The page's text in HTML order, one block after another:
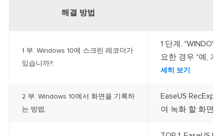
해결 방법
1 부. Windows 10에 스크린 레코더가
있습니까?;
1 단계.
요한 경우 "예, 게
세히 보기
2 부. Windows 10에서 화면을 기록하
는 방법;
EaseUS
여 녹화 할 화면